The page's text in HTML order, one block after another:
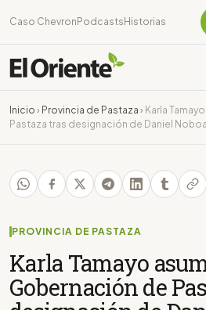
Caso Chevron Podcasts Historias
Inicio › Provincia de Pastaza › Karla
Pastaza tras designación de Daniel Noboa
PROVINCIA DE PASTAZA
Karla Tamayo
Gobernación de